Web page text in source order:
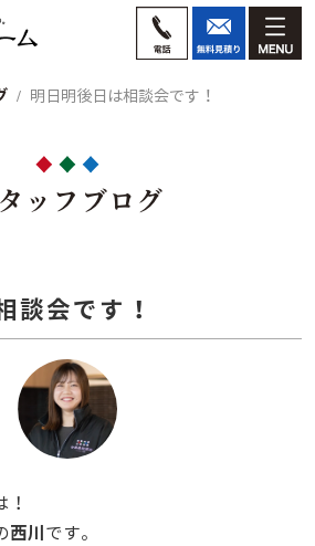
明日明後日は相談会です！
ッフブログ
談会です！
西川 です。